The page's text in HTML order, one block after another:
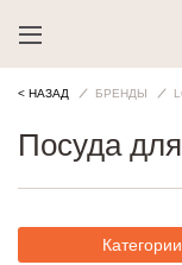
< НАЗАД БРЕНДЫ
Посуда
Категории